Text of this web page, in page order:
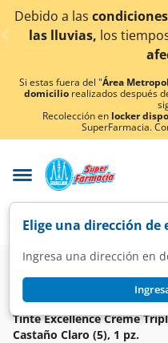
< div class="carousel-inner">
Debido a las
las lluvias, los
Si estas fuera del "Área
domicilio realizados después
Recolección en locker
SuperFarmacia.
Elige una dirección de
Ingresa una dirección en
Super Higiene y
Tintes
L'ORÉAL
Tinte Excellence Creme
Castaño Claro (5), 1 pz.